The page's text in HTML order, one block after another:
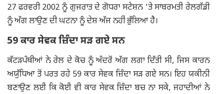
27 ਫਰਵਰੀ 2002 ਨੂੰ ਗੁਜਰਾਤ ਦੇ ਗੋਧਰਾ ਸਟੇਸ਼ਨ 'ਤੇ ਸਾਬਰਮਤੀ ਰੇਲਗੱਡੀ
ਨੂੰ ਅੱਗ ਲਾਉਣ ਦੀ ਘਟਨਾ ਨੂੰ ਦੇਸ਼ ਅੱਜ ਨਹੀਂ ਭੁੱਲਿਆ ਹੈ।
59 ਕਾਰ ਸੇਵਕ ਜ਼ਿੰਦਾ ਸੜ ਗਏ ਸਨ
ਕੱਟੜਪੰਥੀਆਂ ਨੇ ਰੇਲ ਦੇ ਕੋਚ ਨੂੰ ਅੰਦਰੋਂ ਅੱਗ ਲਗਾ ਦਿੱਤੀ ਸੀ, ਜਿਸ ਕਾਰਨ
ਅਯੁੱਧਿਆ ਤੋਂ ਪਰਤ ਰਹੇ 59 ਕਾਰ ਸੇਵਕ ਜ਼ਿੰਦਾ ਸੜ ਗਏ ਸਨ। ਇਹ ਯਕੀਨੀ
ਬਣਾਉਣ ਲਈ ਕਿ ਕੋਈ ਵੀ ਕਾਰ ਸੇਵਕ ਜ਼ਿੰਦਾ ਬਚ ਨਾ ਸਕੇ, ਜਹਾਦੀਆਂ ਨੇ